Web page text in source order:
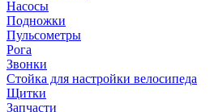
Насосы
Подножки
Пульсометры
Рога
Звонки
Стойка для настройки велосипеда
Щитки
Запчасти